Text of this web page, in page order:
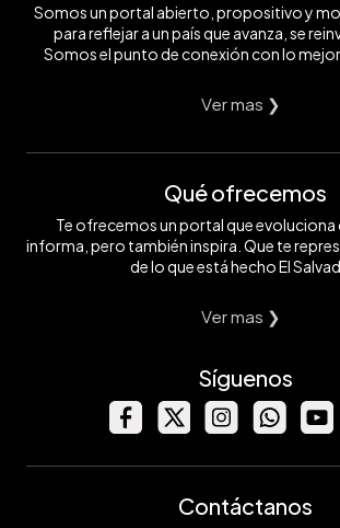
Somos un portal abierto, propositivo y
para reflejar a un país que avanza, se
Somos el punto de conexión con lo mejor
Ver mas ❯
Qué ofrecemos
Te ofrecemos un portal que
informa, pero también inspira. Que te
de lo que está hecho El
Ver mas ❯
Síguenos
Contáctanos